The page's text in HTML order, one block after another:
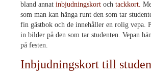
bland annat inbjudningskort och tackkort.
som man kan hänga runt den som tar
fin gästbok och de innehåller en rolig vepa.
in bilder på den som tar studenten. Vepan
på festen.
Inbjudningskort till